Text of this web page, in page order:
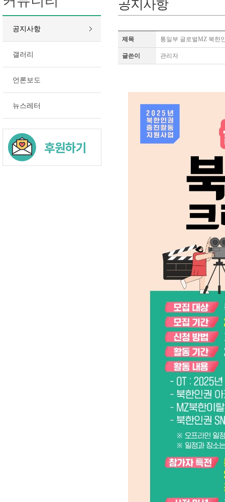
공지사항
갤러리
언론보도
뉴스레터
공지사항
제목 통일부 글로벌MZ 북한
글쓴이 관리자